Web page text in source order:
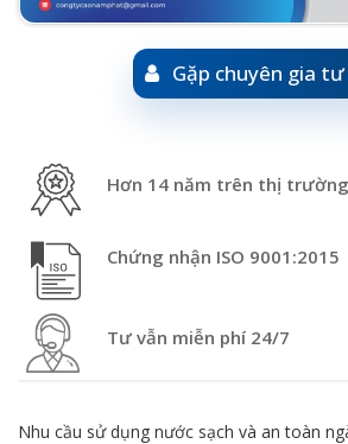
Gặp chuyên gia
Hơn 14 năm trên thị trường
Chứng nhận ISO 9001:2015
Tư vẫn miễn phí 24/7
Nhu cầu sử dụng nước sạch và an toàn